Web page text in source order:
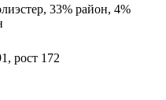
33% район, 4%
рост 172